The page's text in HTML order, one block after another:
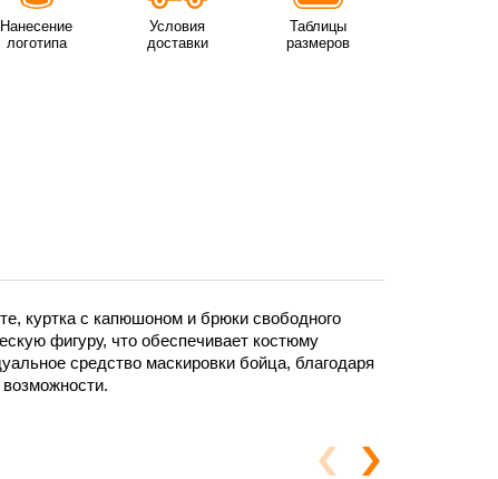
куртка с капюшоном и брюки свободного
фигуру, что обеспечивает костюму
средство маскировки бойца, благодаря
Нанесение
логотипа
Условия
доставки
Таблицы
размеров